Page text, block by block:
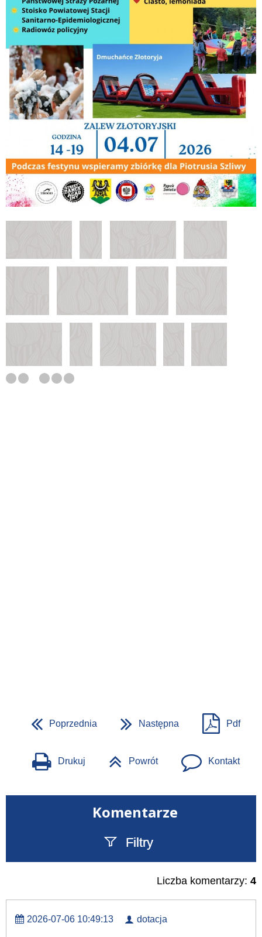
Poprzednia Następna Pdf
Drukuj Powrót Kontakt
Komentarze
Filtry
Liczba komentarzy: 4
2026-07-06 10:49:13 dotacja